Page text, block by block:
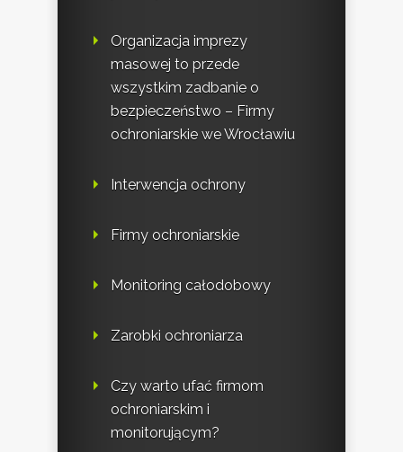
Organizacja imprezy
masowej to przede
wszystkim zadbanie o
bezpieczeństwo – Firmy
ochroniarskie we Wrocławiu
Interwencja ochrony
Firmy ochroniarskie
Monitoring całodobowy
Zarobki ochroniarza
Czy warto ufać firmom
ochroniarskim i
monitorującym?